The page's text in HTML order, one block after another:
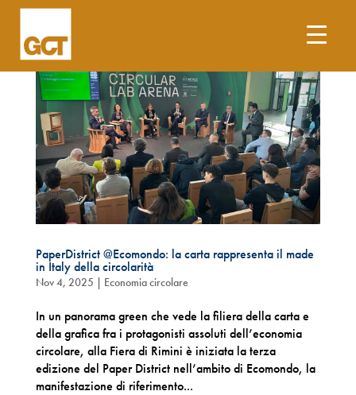
PaperDistrict @Ecomondo: la carta rappresenta il made
in Italy della circolarità
Nov 4, 2025 | Economia circolare
In un panorama green che vede la filiera della carta e
della grafica fra i protagonisti assoluti dell’economia
circolare, alla Fiera di Rimini è iniziata la terza
edizione del Paper District nell’ambito di Ecomondo, la
manifestazione di riferimento...